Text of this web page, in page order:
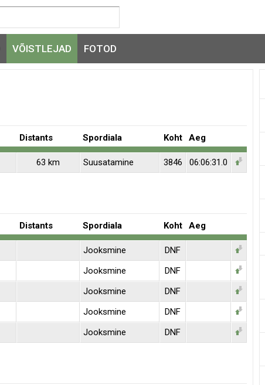
VÕISTLEJAD FOTOD
Distants Spordiala Koht Aeg
63 km Suusatamine 3846
06:06:31.0
Distants Spordiala Koht Aeg
Jooksmine DNF
Jooksmine DNF
Jooksmine DNF
Jooksmine DNF
Jooksmine
DNF